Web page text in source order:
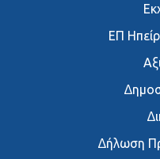
ΕΠ
∆ήλωση